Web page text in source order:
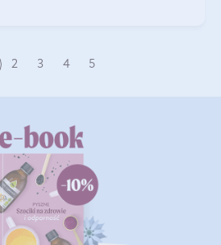
2 3 4 5